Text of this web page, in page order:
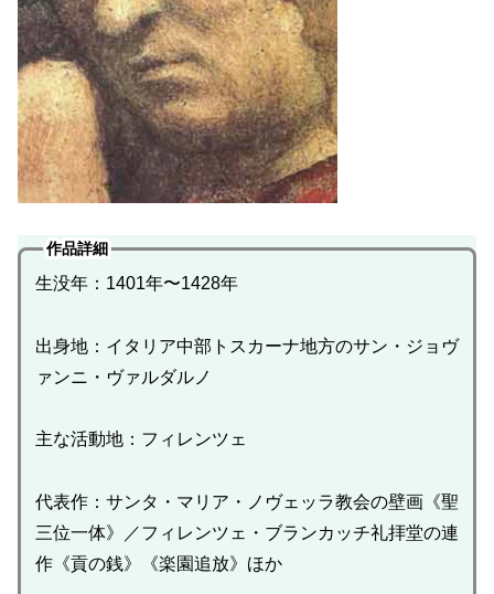
作品詳細
生没年：1401年〜1428年
出身地：イタリア中部トスカーナ地方のサン・ジョヴ
ァンニ・ヴァルダルノ
主な活動地：フィレンツェ
代表作：サンタ・マリア・ノヴェッラ教会の壁画《聖
三位一体》／フィレンツェ・ブランカッチ礼拝堂の連
作《貢の銭》《楽園追放》ほか